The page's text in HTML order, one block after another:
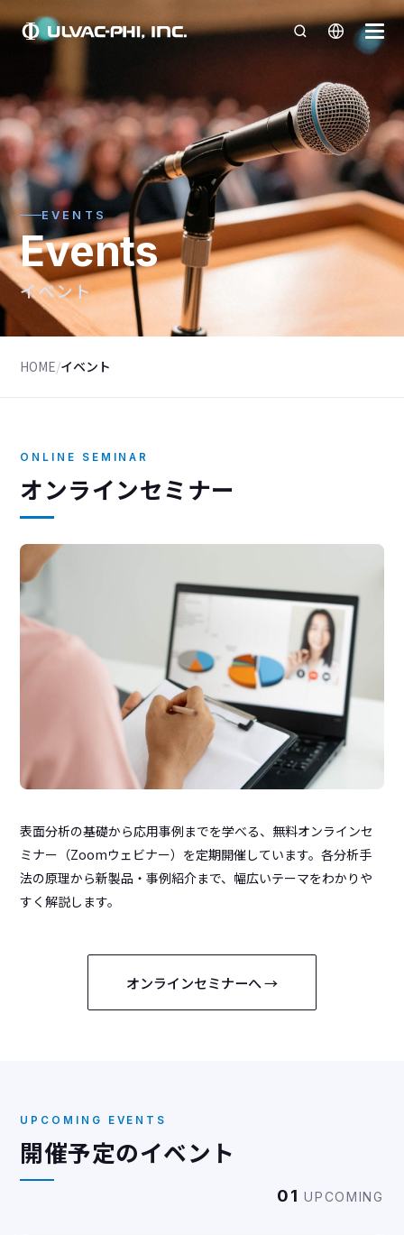
EVENTS
Events
イベント
HOME/イベント
ONLINE SEMINAR
オンラインセミナー
表面分析の基礎から応用事例までを学べる、無料オンラインセ
ミナー（Zoomウェビナー）を定期開催しています。各分析手
法の原理から新製品・事例紹介まで、幅広いテーマをわかりや
すく解説します。
オンラインセミナーへ →
UPCOMING EVENTS
開催予定のイベント
01 UPCOMING